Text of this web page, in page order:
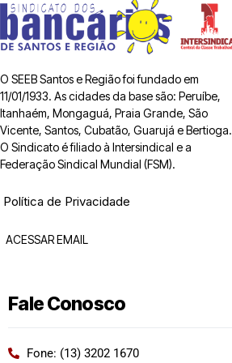
O SEEB Santos e Região foi fundado em
11/01/1933. As cidades da base são: Peruíbe,
Itanhaém, Mongaguá, Praia Grande, São
Vicente, Santos, Cubatão, Guarujá e Bertioga.
O Sindicato é filiado à Intersindical e a
Federação Sindical Mundial (FSM).
Política de Privacidade
ACESSAR EMAIL
Fale Conosco
Fone: (13) 3202 1670